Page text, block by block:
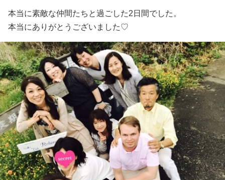
本当に素敵な仲間たちと過ごした2日間でした。
本当にありがとうございました♡